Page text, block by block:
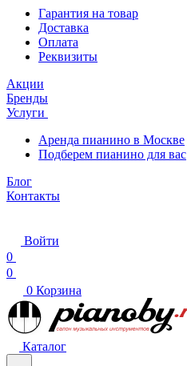
Гарантия на товар
Доставка
Оплата
Реквизиты
Акции
Бренды
Услуги
Аренда пианино в Москве
Подберем пианино для вас
Блог
Контакты
Войти
0
0
0 Корзина
Каталог